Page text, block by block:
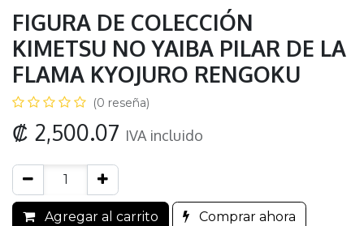
FIGURA DE COLECCIÓN
KIMETSU NO YAIBA PILAR DE LA
FLAMA KYOJURO RENGOKU
(0 reseña)
₡ 2,500.07 IVA incluido
Agregar al carrito Comprar ahora